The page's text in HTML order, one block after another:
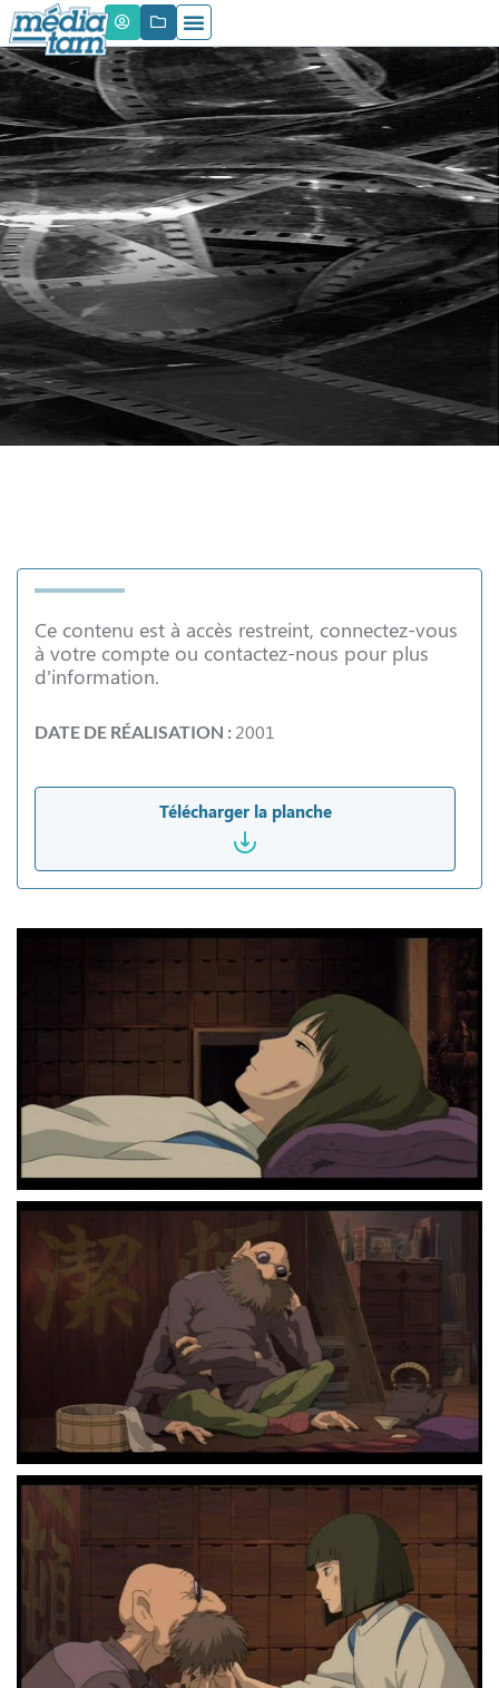
Ce contenu est à accès restreint, connectez-vous
à votre compte ou contactez-nous pour plus
d'information.
DATE DE RÉALISATION :2001
Télécharger la planche